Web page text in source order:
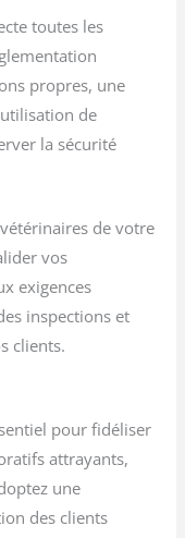
toutes les
propres, une
de
la sécurité
de votre
vos
exigences
inspections et
clients.
pour fidéliser
attrayants,
une
des clients